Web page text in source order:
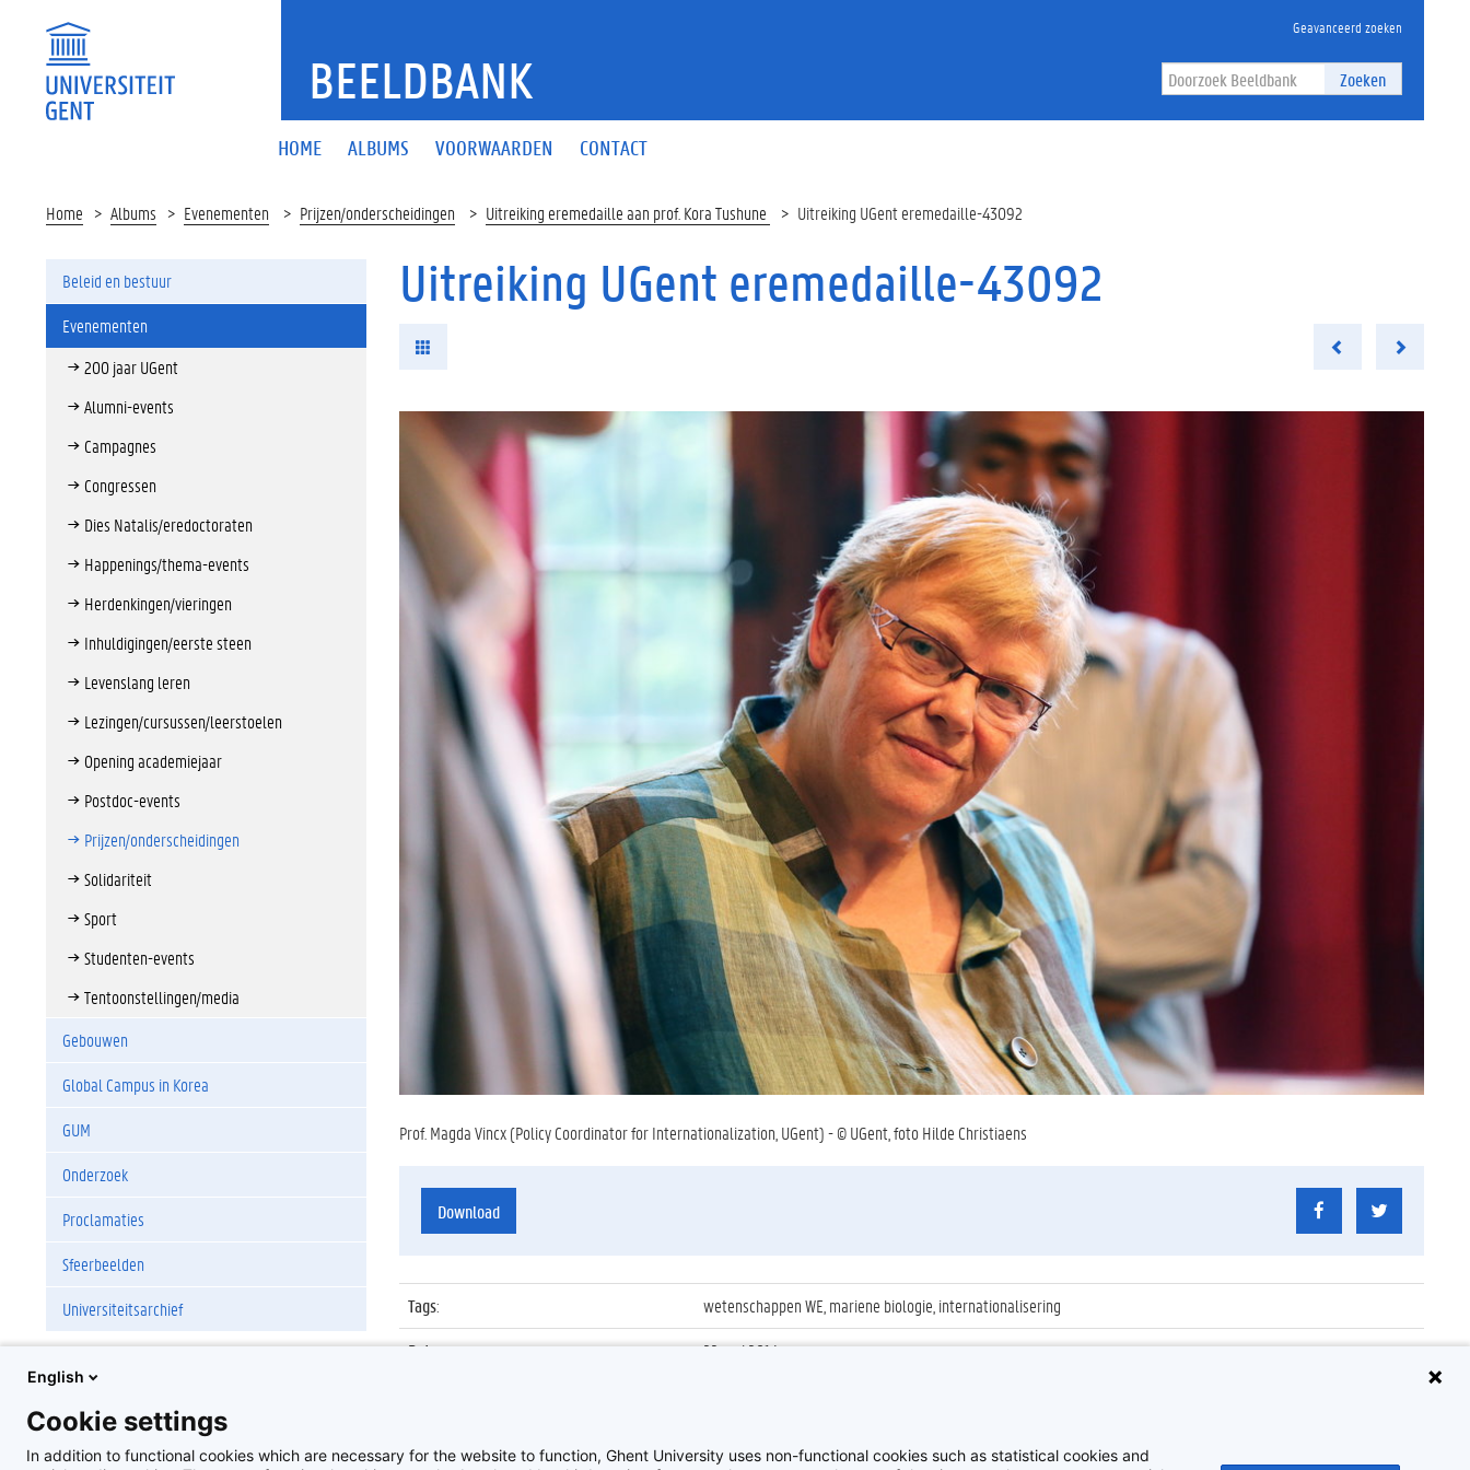
BEELDBANK
Geavanceerd zoeken
Zoeken
HOME ALBUMS VOORWAARDEN CONTACT
Home Albums Evenementen Prijzen/onderscheidingen Uitreiking eremedaille aan prof. Kora Tushune Uitreiking UGent eremedaille-43092
Beleid en bestuur
Evenementen
200 jaar UGent
Alumni-events
Campagnes
Congressen
Dies Natalis/eredoctoraten
Happenings/thema-events
Herdenkingen/vieringen
Inhuldigingen/eerste steen
Levenslang leren
Lezingen/cursussen/leerstoelen
Opening academiejaar
Postdoc-events
Prijzen/onderscheidingen
Solidariteit
Sport
Studenten-events
Tentoonstellingen/media
Gebouwen
Global Campus in Korea
GUM
Onderzoek
Proclamaties
Sfeerbeelden
Universiteitsarchief
Uitreiking UGent eremedaille-43092
Prof. Magda Vincx (Policy Coordinator for Internationalization, UGent) - © UGent, foto Hilde Christiaens
Download
Tags:
wetenschappen WE, mariene biologie, internationalisering
Datum:
22 mei 2014
English
Cookie settings
In addition to functional cookies which are necessary for the website to function, Ghent University uses non-functional cookies such as statistical cookies and